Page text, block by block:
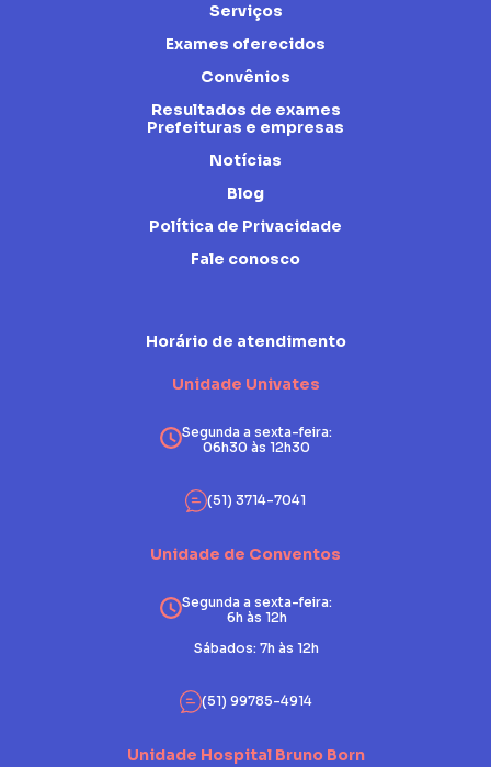
Serviços
Exames oferecidos
Convênios
Resultados de exames
Prefeituras e empresas
Notícias
Blog
Política de Privacidade
Fale conosco
Horário de atendimento
Unidade Univates
Segunda a sexta-feira:
06h30 às 12h30
(51) 3714-7041
Unidade de Conventos
Segunda a sexta-feira:
6h às 12h
Sábados: 7h às 12h
(51) 99785-4914
Unidade Hospital Bruno Born